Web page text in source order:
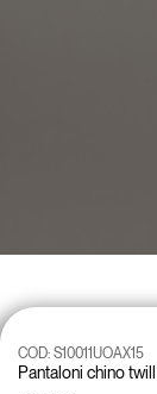
Pantaloni chino
COD: S10011UOAX15